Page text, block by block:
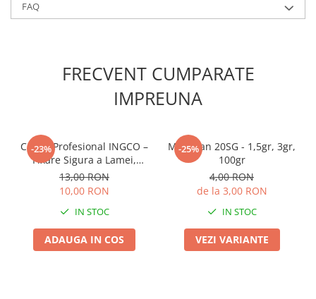
Echipament protectie gradina
Furtun / banda / tub
Motofierastrau / Drujba
Plantator
Plasa de umbrire
Plase plante
Pompa de apa curata/murdara
Pompa de stropit
FAQ
FRECVENT CUMPARATE
IMPREUNA
-23%
Cutter Profesional INGCO –
Fixare Sigura a Lamei,
Taiere Precisa
13,00 RON
10,00 RON
IN STOC
ADAUGA IN COS
-25%
Mospilan 20SG - 1,5gr, 3gr,
100gr
4,00 RON
de la 3,00 RON
IN STOC
VEZI VARIANTE